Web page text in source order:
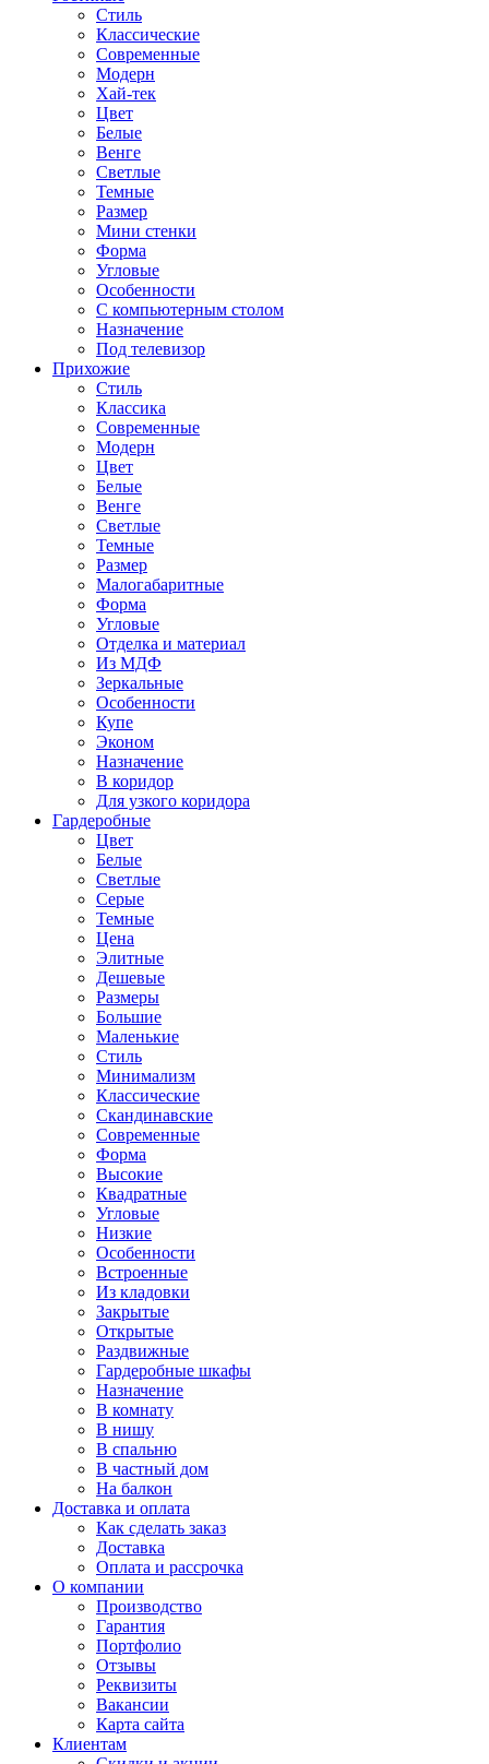
Стиль
Классические
Современные
Модерн
Хай-тек
Цвет
Белые
Венге
Светлые
Темные
Размер
Мини стенки
Форма
Угловые
Особенности
С компьютерным столом
Назначение
Под телевизор
Прихожие
Стиль
Классика
Современные
Модерн
Цвет
Белые
Венге
Светлые
Темные
Размер
Малогабаритные
Форма
Угловые
Отделка и материал
Из МДФ
Зеркальные
Особенности
Купе
Эконом
Назначение
В коридор
Для узкого коридора
Гардеробные
Цвет
Белые
Светлые
Серые
Темные
Цена
Элитные
Дешевые
Размеры
Большие
Маленькие
Стиль
Минимализм
Классические
Скандинавские
Современные
Форма
Высокие
Квадратные
Угловые
Низкие
Особенности
Встроенные
Из кладовки
Закрытые
Открытые
Раздвижные
Гардеробные шкафы
Назначение
В комнату
В нишу
В спальню
В частный дом
На балкон
Доставка и оплата
Как сделать заказ
Доставка
Оплата и рассрочка
О компании
Производство
Гарантия
Портфолио
Отзывы
Реквизиты
Вакансии
Карта сайта
Клиентам